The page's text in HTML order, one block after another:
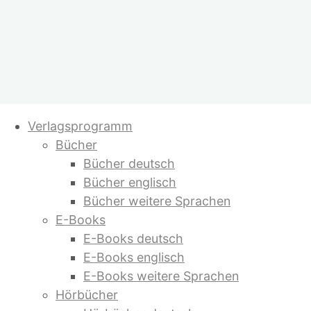
Inhalt
springen
Verlagsprogramm
Bücher
Bücher deutsch
Bücher englisch
Bücher weitere Sprachen
E-Books
E-Books deutsch
E-Books englisch
E-Books weitere Sprachen
Hörbücher